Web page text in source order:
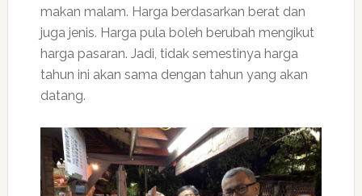
makan malam. Harga berdasarkan berat dan
juga jenis. Harga pula boleh berubah mengikut
harga pasaran. Jadi, tidak semestinya harga
tahun ini akan sama dengan tahun yang akan
datang.